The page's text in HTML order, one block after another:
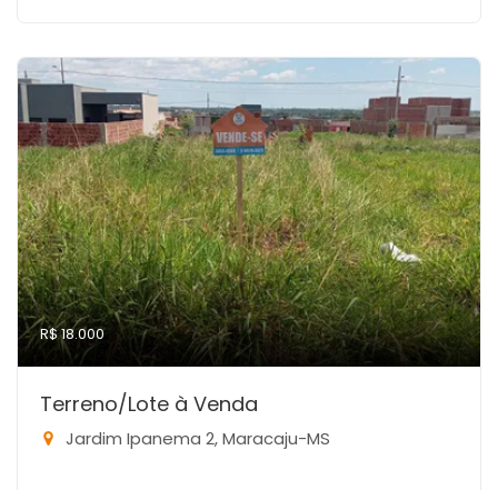
R$ 18.000
Terreno/Lote à Venda
Jardim Ipanema 2, Maracaju-MS